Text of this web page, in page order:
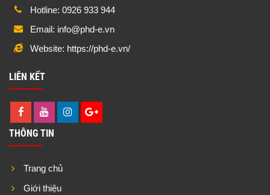
Hotline: 0926 933 944
Email: info@phd-e.vn
Website: https://phd-e.vn/
LIÊN KẾT
THÔNG TIN
Trang chủ
Giới thiệu